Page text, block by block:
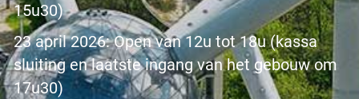
15u30)
23 april 2026: Open van 12u tot 18u (kassa
sluiting en laatste ingang van het gebouw om
17u30)